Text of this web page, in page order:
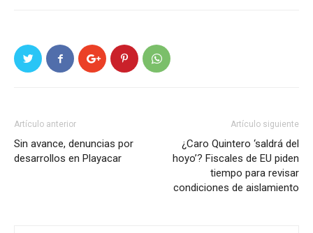
Artículo anterior
Sin avance, denuncias por
desarrollos en Playacar
Artículo siguiente
¿Caro Quintero ‘saldrá del
hoyo’? Fiscales de EU piden
tiempo para revisar
condiciones de aislamiento